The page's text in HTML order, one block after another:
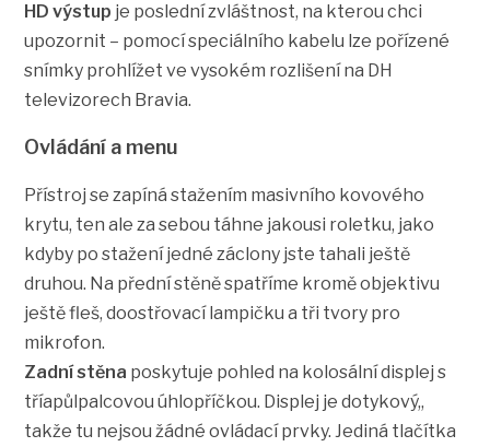
HD výstup je poslední zvláštnost, na kterou chci
upozornit – pomocí speciálního kabelu lze pořízené
snímky prohlížet ve vysokém rozlišení na DH
televizorech Bravia.
Ovládání a menu
Přístroj se zapíná stažením masivního kovového
krytu, ten ale za sebou táhne jakousi roletku, jako
kdyby po stažení jedné záclony jste tahali ještě
druhou. Na přední stěně spatříme kromě objektivu
ještě fleš, doostřovací lampičku a tři tvory pro
mikrofon.
Zadní stěna poskytuje pohled na kolosální displej s
tříapůlpalcovou úhlopříčkou. Displej je dotykový,,
takže tu nejsou žádné ovládací prvky. Jediná tlačítka